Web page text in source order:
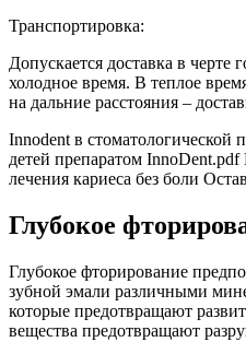
Транспортировка:
Допускается доставка в черте
холодное время. В теплое
на дальние расстояния –
Innodent в стоматологической
детей препаратом
лечения кариеса без боли
Глубокое
Глубокое фторирование
зубной эмали различными
которые предотвращают
вещества предотвращают